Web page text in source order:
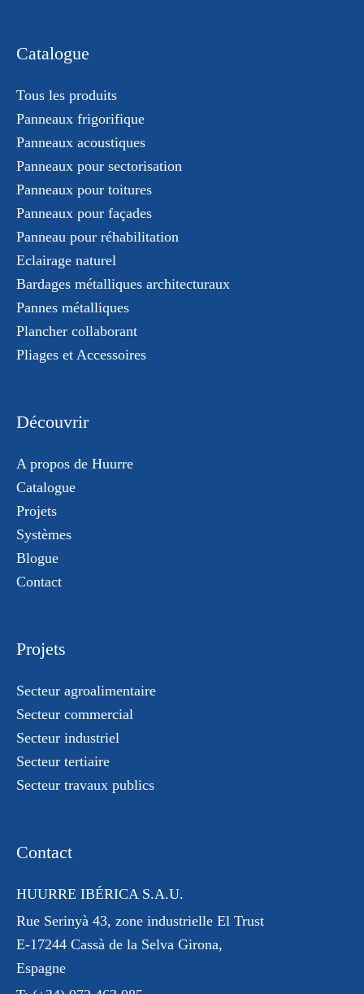
Catalogue
Tous les produits
Panneaux frigorifique
Panneaux acoustiques
Panneaux pour sectorisation
Panneaux pour toitures
Panneaux pour façades
Panneau pour réhabilitation
Eclairage naturel
Bardages métalliques architecturaux
Pannes métalliques
Plancher collaborant
Pliages et Accessoires
Découvrir
A propos de Huurre
Catalogue
Projets
Systèmes
Blogue
Contact
Projets
Secteur agroalimentaire
Secteur commercial
Secteur industriel
Secteur tertiaire
Secteur travaux publics
Contact
HUURRE IBÉRICA S.A.U.
Rue Serinyà 43, zone industrielle El Trust
E-17244 Cassà de la Selva Girona,
Espagne